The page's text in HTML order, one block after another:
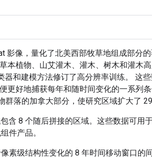
像，量化了北美西部牧草地组成部分
植物、山艾灌木、灌木、树木和灌木
和建模方法修订了高分辨率训练。 这
好地捕获每年和随时间变化的一系列
落的加拿大部分，使研究区域扩大了
含 8 个随后拼接的区域。这些数据可用
件产品。
素级结构性变化的 8 年时间移动窗口的